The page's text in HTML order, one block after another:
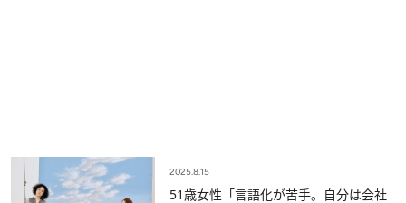
2025.8.15
51歳女性「言語化が苦手。自分は会社